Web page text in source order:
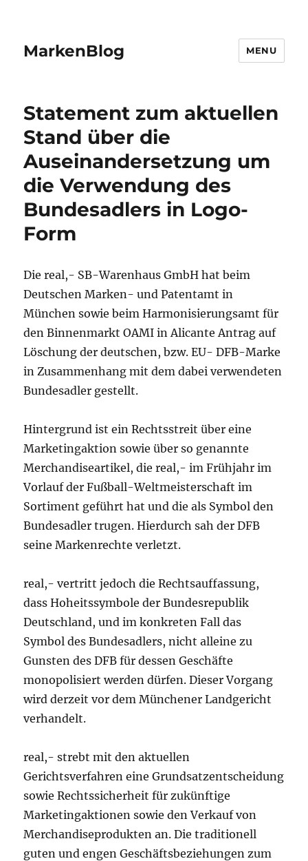
MarkenBlog MENU
Statement zum aktuellen
Stand über die
Auseinandersetzung um
die Verwendung des
Bundesadlers in Logo-
Form
Die real,- SB-Warenhaus GmbH hat beim
Deutschen Marken- und Patentamt in
München sowie beim Harmonisierungsamt für
den Binnenmarkt OAMI in Alicante Antrag auf
Löschung der deutschen, bzw. EU- DFB-Marke
in Zusammenhang mit dem dabei verwendeten
Bundesadler gestellt.
Hintergrund ist ein Rechtsstreit über eine
Marketingaktion sowie über so genannte
Merchandiseartikel, die real,- im Frühjahr im
Vorlauf der Fußball-Weltmeisterschaft im
Sortiment geführt hat und die als Symbol den
Bundesadler trugen. Hierdurch sah der DFB
seine Markenrechte verletzt.
real,- vertritt jedoch die Rechtsauffassung,
dass Hoheitssymbole der Bundesrepublik
Deutschland, und im konkreten Fall das
Symbol des Bundesadlers, nicht alleine zu
Gunsten des DFB für dessen Geschäfte
monopolisiert werden dürfen. Dieser Vorgang
wird derzeit vor dem Münchener Landgericht
verhandelt.
real,- strebt mit den aktuellen
Gerichtsverfahren eine Grundsatzentscheidung
sowie Rechtssicherheit für zukünftige
Marketingaktionen sowie den Verkauf von
Merchandiseprodukten an. Die traditionell
guten und engen Geschäftsbeziehungen zum